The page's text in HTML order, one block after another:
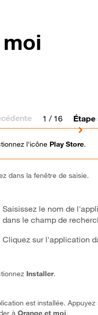
en
1 / 16 Étape
l'icône Play Store.
dans la fenêtre de saisie.
Saisissez le nom de
dans le champ de
Cliquez sur l'application
Installer.
est installée. Appuyez
à Orange et moi.